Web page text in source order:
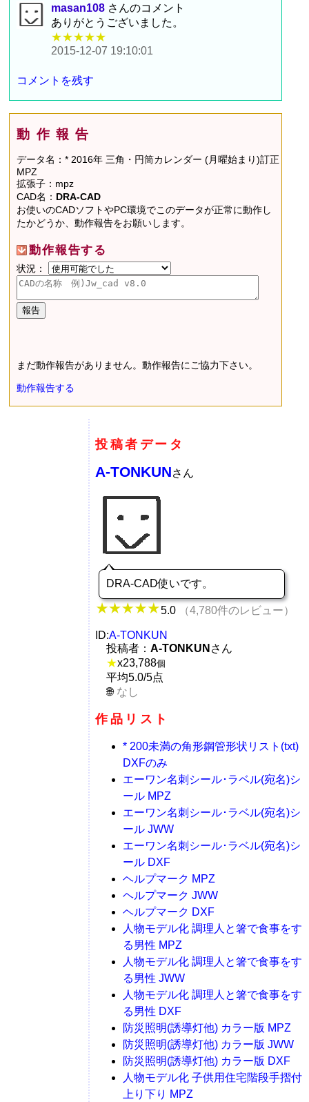
masan108 さんのコメント
ありがとうございました。
★★★★★
2015-12-07 19:10:01
コメントを残す
動作報告
データ名：* 2016年 三角・円筒カレンダー (月曜始まり)訂正
MPZ
拡張子：mpz
CAD名： DRA-CAD
お使いのCADソフトやPC環境でこのデータが正常に動作し
たかどうか、動作報告をお願いします。
動作報告する
状況：
まだ動作報告がありません。動作報告にご協力下さい。
動作報告する
投稿者データ
A-TONKUNさん
DRA-CAD使いです。
5.0 （4,780件のレビュー）
ID:A-TONKUN
投稿者： A-TONKUN さん
★x23,788個
平均5.0/5点
なし
作品リスト
* 200未満の角形鋼管形状リスト(txt)
DXFのみ
エーワン名刺シール･ラベル(宛名)シ
ール MPZ
エーワン名刺シール･ラベル(宛名)シ
ール JWW
エーワン名刺シール･ラベル(宛名)シ
ール DXF
ヘルプマーク MPZ
ヘルプマーク JWW
ヘルプマーク DXF
人物モデル化 調理人と箸で食事をす
る男性 MPZ
人物モデル化 調理人と箸で食事をす
る男性 JWW
人物モデル化 調理人と箸で食事をす
る男性 DXF
防災照明(誘導灯他) カラー版 MPZ
防災照明(誘導灯他) カラー版 JWW
防災照明(誘導灯他) カラー版 DXF
人物モデル化 子供用住宅階段手摺付
上り下り MPZ